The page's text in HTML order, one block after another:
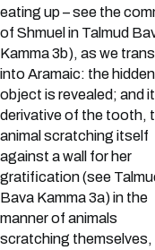
eating up – see the
of Shmuel in Talmud
Kamma 3b), as we
into Aramaic: the hidden
object is revealed; and
derivative of the tooth,
animal scratching itself
against a wall for her
gratification (see
Bava Kamma 3a) in the
manner of animals
scratching themselves,